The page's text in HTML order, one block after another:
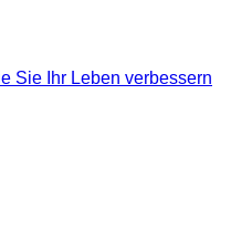
Sie Ihr Leben verbessern